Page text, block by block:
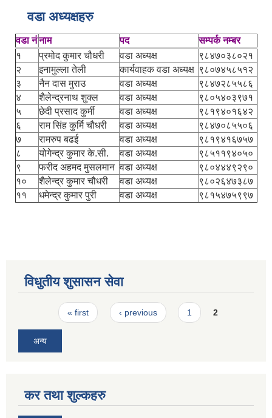
वडा अध्यक्षहरु
वडा नंनाम पद
सम्पर्क नम्बर
१
प्रमोद कुमार चौधरी वडा अध्यक्ष
९८४७०३८०२१
२
इनामुल्ला तेली कार्यवाहक वडा अध्यक्ष ९८०७४५८५१२
३
नैन दास मुराउ वडा अध्यक्ष
९८४७२८५५८६
४
शैलेन्द्रनाथ शुक्ल वडा अध्यक्ष
९८०५४०३९७१
५
छेदी प्रसाद कुर्मी वडा अध्यक्ष
९८१९४०१६४२
६
राम सिंह कुर्मि चौधरी वडा अध्यक्ष
९८४७०८५५०६
७
रामरुप बढई वडा अध्यक्ष
९८१९४१६७५७
८
योगेन्द्र कुमार के.सी. वडा अध्यक्ष
९८५११९४०५०
९
फरीद अहमद मुसलमान वडा अध्यक्ष
९८०४४४९२९०
१०
शैलेन्द्र कुमार चौधरी वडा अध्यक्ष
९८०२६४७३८७
११
धमेन्द्र कुमार पुरी वडा अध्यक्ष ९८१५४७५९९७
विधुतीय शुसासन सेवा
Pages« first ‹ previous 1 2
अन्य
कर तथा शुल्कहरु